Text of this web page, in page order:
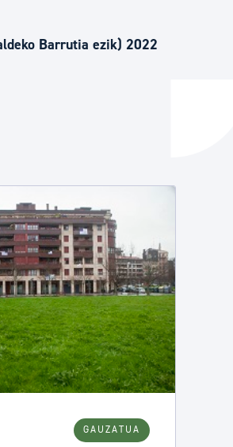
Izapideen katalogoa
Barrutia ezik) 2022
GAUZATUA